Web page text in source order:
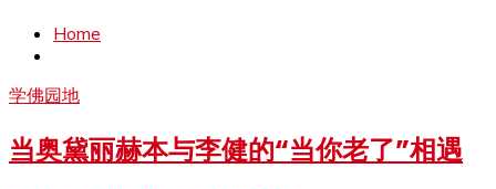
Home
学佛园地
当奥黛丽赫本与李健的“当你老了”相遇